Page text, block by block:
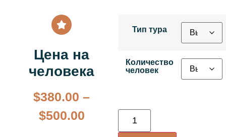
Цена на
человека
$380.00 –
$500.00
Тип тура
Количество
человек